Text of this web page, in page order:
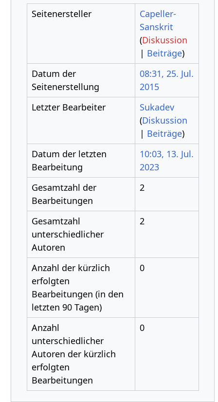
Seitenersteller
Capeller-
Sanskrit
(Diskussion
| Beiträge)
Datum der
Seitenerstellung
08:31, 25. Jul.
2015
Letzter Bearbeiter
Sukadev
(Diskussion
| Beiträge)
Datum der letzten
Bearbeitung
10:03, 13. Jul.
2023
Gesamtzahl der
Bearbeitungen
2
Gesamtzahl
unterschiedlicher
Autoren
2
Anzahl der kürzlich
erfolgten
Bearbeitungen (in den
letzten 90 Tagen)
0
Anzahl
unterschiedlicher
Autoren der kürzlich
erfolgten
Bearbeitungen
0